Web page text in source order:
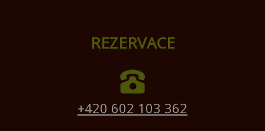
REZERVACE
+420 602 103 362